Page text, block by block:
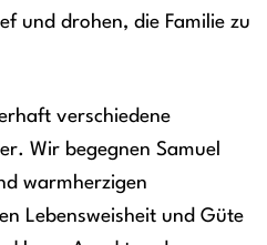
und drohen, die Familie zu
verschiedene
Wir begegnen Samuel
warmherzigen
Lebensweisheit und Güte